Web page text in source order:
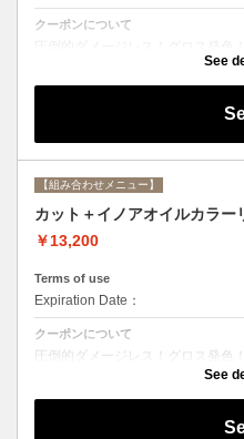
クーポンについて
い処方のイノアオイルカラーのセ
See
【組み合わせメニュー】
カット＋イノアオイルカラー
￥13,200
Terms of use
Expiration Date：
クーポンについて
圧倒的ダメージレス！グロス発色
い処方のイノアオイルカラーの
See